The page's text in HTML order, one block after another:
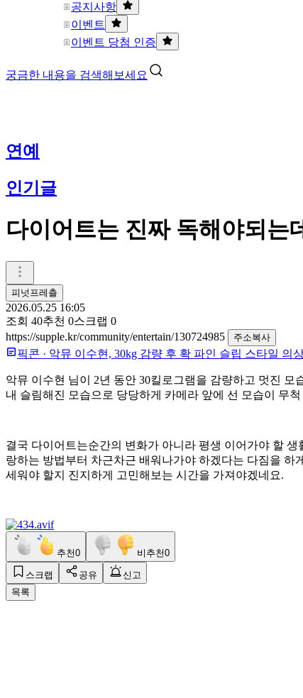
공지사항
이벤트
이벤트 당첨 인증
궁금한 내용을 검색해보세요
연예
인기글
다이어트는 진짜 독해야되는
피넛프레츨
2026.05.25 16:05
조회 40추천 0스크랩 0
https://supple.kr/community/entertain/130724985
주소복사
픽콘 · 악뮤 이수현, 30kg 감량 후 확 파인 슬립 스타일 의
악뮤 이수현 님이 2년 동안 30킬로그램을 감량하고 멋진
내 슬림해진 모습으로 당당하게 카메라 앞에 선 모습이 무
결국 다이어트는순간의 변화가 아니라 평생 이어가야 할
랑하는 방법부터 차근차근 배워나가야 하겠다는 다짐을 하
세워야 할지 진지하게 고민해보는 시간을 가져야겠네요.
추천0 비추천0
스크랩 공유
신고
목록